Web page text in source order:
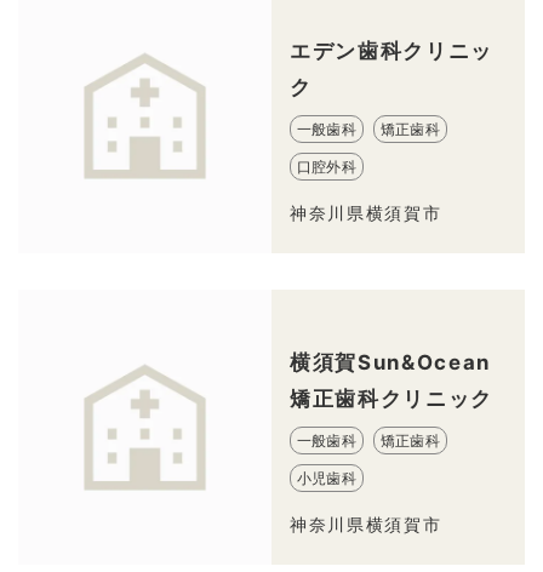
エデン歯科クリニッ
ク
一般歯科 矯正歯科
口腔外科
神奈川県横須賀市
横須賀Sun&Ocean
矯正歯科クリニック
一般歯科 矯正歯科
小児歯科
神奈川県横須賀市